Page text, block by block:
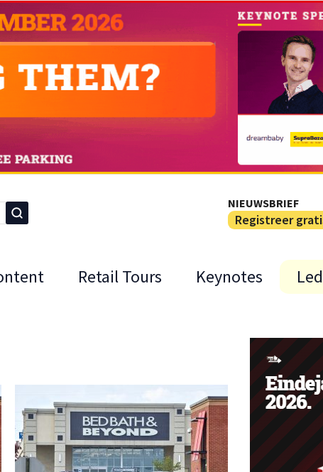
NIEUWSBRIEF
Registreer
Retail Tours Keynotes